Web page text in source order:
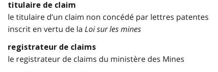
titulaire de claim
le titulaire d’un claim non concédé par lettres patentes
inscrit en vertu de la Loi sur les mines
registrateur de claims
le registrateur de claims du ministère des Mines